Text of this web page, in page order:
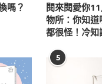
嗎？
閱來閱愛你
物所：你知
都很怪！冷
5